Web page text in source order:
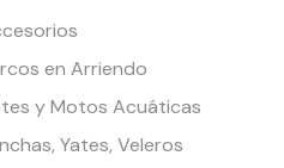
en Arriendo
y Motos Acuáticas
Yates, Veleros